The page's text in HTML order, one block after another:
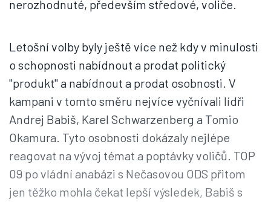
nerozhodnuté, především středové, voliče.
Letošní volby byly ještě více než kdy v minulosti
o schopnosti nabídnout a prodat politický
"produkt" a nabídnout a prodat osobnosti. V
kampani v tomto směru nejvíce vyčnívali lídři
Andrej Babiš, Karel Schwarzenberg a Tomio
Okamura. Tyto osobnosti dokázaly nejlépe
reagovat na vývoj témat a poptávky voličů. TOP
09 po vládní anabázi s Nečasovou ODS přitom
jen těžko mohla čekat lepší výsledek, Babiš s